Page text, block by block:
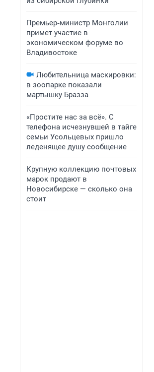
Премьер‑министр Монголии
примет участие в
экономическом форуме во
Владивостоке
Любительница маскировки:
в зоопарке показали
мартышку Бразза
«Простите нас за всё». С
телефона исчезнувшей в тайге
семьи Усольцевых пришло
леденящее душу сообщение
Крупную коллекцию почтовых
марок продают в
Новосибирске — сколько она
стоит